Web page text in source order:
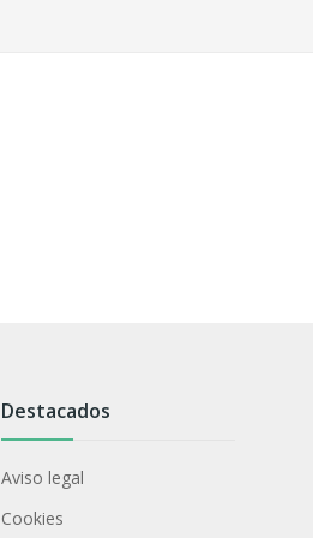
Destacados
Aviso legal
Cookies